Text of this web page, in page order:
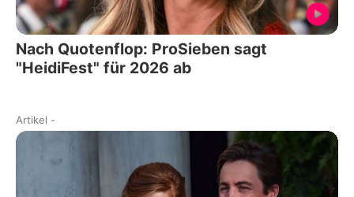
Nach Quotenflop: ProSieben sagt
"HeidiFest" für 2026 ab
Artikel -